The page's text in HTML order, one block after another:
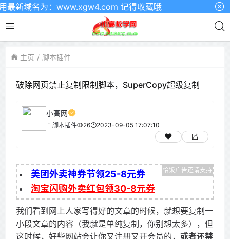
域名为：www.xgw4.com 记得收藏哦
主页 脚本插件
破除网页禁止复制限制脚本，SuperCopy超级复制
小高网
脚本插件 26 2023-09-05 17:07:10
美团外卖神券节领25-8元券
淘宝闪购外卖红包领30-8元券
我们看到网上人家写得好的文章的时候，就想要复制一
小段文章的内容（我就是单纯复制，你别想太多），但
这时候，好些网站会让你又注册又开会员的， 或者还禁